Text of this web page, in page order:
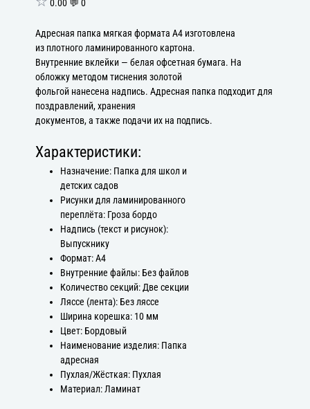
0.00 💬 0
Адресная папка мягкая формата А4 изготовлена
из плотного ламинированного картона.
Внутренние вклейки — белая офсетная бумага. На
обложку методом тиснения золотой
фольгой нанесена надпись. Адресная папка подходит для
поздравлений, хранения
документов, а также подачи их на подпись.
Характеристики:
Назначение: Папка для школ и
детских садов
Рисунки для ламинированного
переплёта: Гроза бордо
Надпись (текст и рисунок):
Выпускнику
Формат: А4
Внутренние файлы: Без файлов
Количество секций: Две секции
Ляссе (лента): Без ляссе
Ширина корешка: 10 мм
Цвет: Бордовый
Наименование изделия: Папка
адресная
Пухлая/Жёсткая: Пухлая
Материал: Ламинат